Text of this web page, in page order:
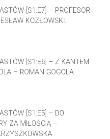
[S1:E7] – PROFESOR
KOZŁOWSKI.
[S1:E6] – Z KANTEM
– ROMAN GOGOLA
[S1:E5] – DO
ZA MIŁOŚCIĄ –